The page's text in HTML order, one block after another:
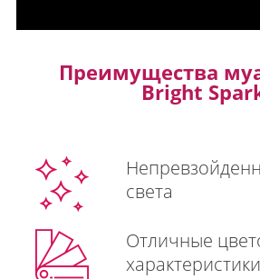
Преимущества
Bright
света
Отличные
характеристики